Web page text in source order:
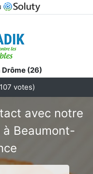
(26)
107 votes)
avec notre
Beaumont-